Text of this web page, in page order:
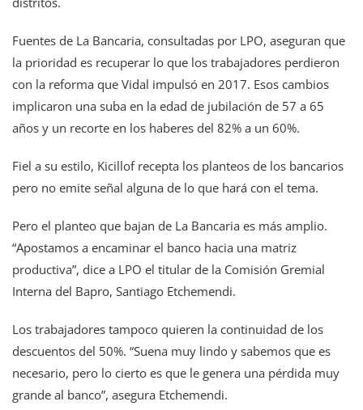
Fuentes de La Bancaria, consultadas por LPO, aseguran que
la prioridad es recuperar lo que los trabajadores perdieron
con la reforma que Vidal impulsó en 2017. Esos cambios
implicaron una suba en la edad de jubilación de 57 a 65
años y un recorte en los haberes del 82% a un 60%.
Fiel a su estilo, Kicillof recepta los planteos de los bancarios
pero no emite señal alguna de lo que hará con el tema.
Pero el planteo que bajan de La Bancaria es más amplio.
“Apostamos a encaminar el banco hacia una matriz
productiva”, dice a LPO el titular de la Comisión Gremial
Interna del Bapro, Santiago Etchemendi.
Los trabajadores tampoco quieren la continuidad de los
descuentos del 50%. “Suena muy lindo y sabemos que es
necesario, pero lo cierto es que le genera una pérdida muy
grande al banco”, asegura Etchemendi.